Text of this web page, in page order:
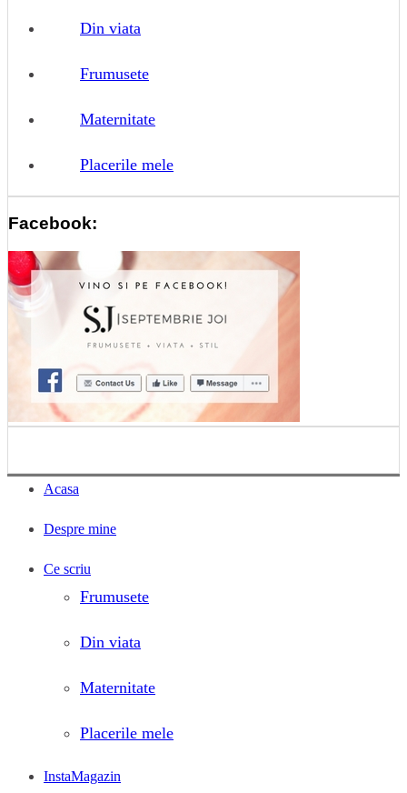
Din viata
Frumusete
Maternitate
Placerile mele
Facebook:
Acasa
Despre mine
Ce scriu
Frumusete
Din viata
Maternitate
Placerile mele
InstaMagazin